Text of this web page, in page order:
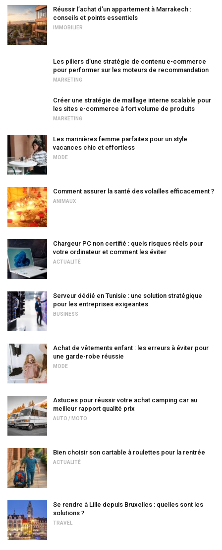
Réussir l’achat d’un appartement à Marrakech :
conseils et points essentiels
IMMOBILIER
Les piliers d’une stratégie de contenu e-commerce
pour performer sur les moteurs de recommandation
MARKETING
Créer une stratégie de maillage interne scalable pour
les sites e-commerce à fort volume de produits
MARKETING
Les marinières femme parfaites pour un style
vacances chic et effortless
MODE
Comment assurer la santé des volailles efficacement ?
ANIMAUX
Chargeur PC non certifié : quels risques réels pour
votre ordinateur et comment les éviter
ACTUALITÉ
Serveur dédié en Tunisie : une solution stratégique
pour les entreprises exigeantes
BUSINESS
Achat de vêtements enfant : les erreurs à éviter pour
une garde-robe réussie
MODE
Astuces pour réussir votre achat camping car au
meilleur rapport qualité prix
AUTO / MOTO
Bien choisir son cartable à roulettes pour la rentrée
ACTUALITÉ
Se rendre à Lille depuis Bruxelles : quelles sont les
solutions ?
TRAVEL